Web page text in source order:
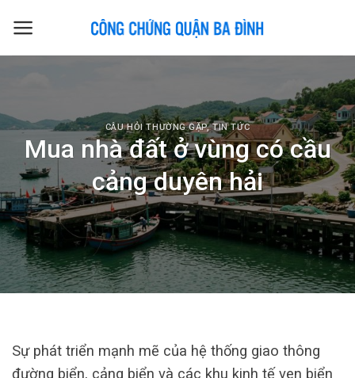
CÂU HỎI THƯỜNG GẶP,TIN TỨC
Mua nhà đất ở vùng có cầu
cảng duyên hải
Sự phát triển mạnh mẽ của hệ thống giao thông
đường biển, cảng biển và các khu kinh tế ven biển